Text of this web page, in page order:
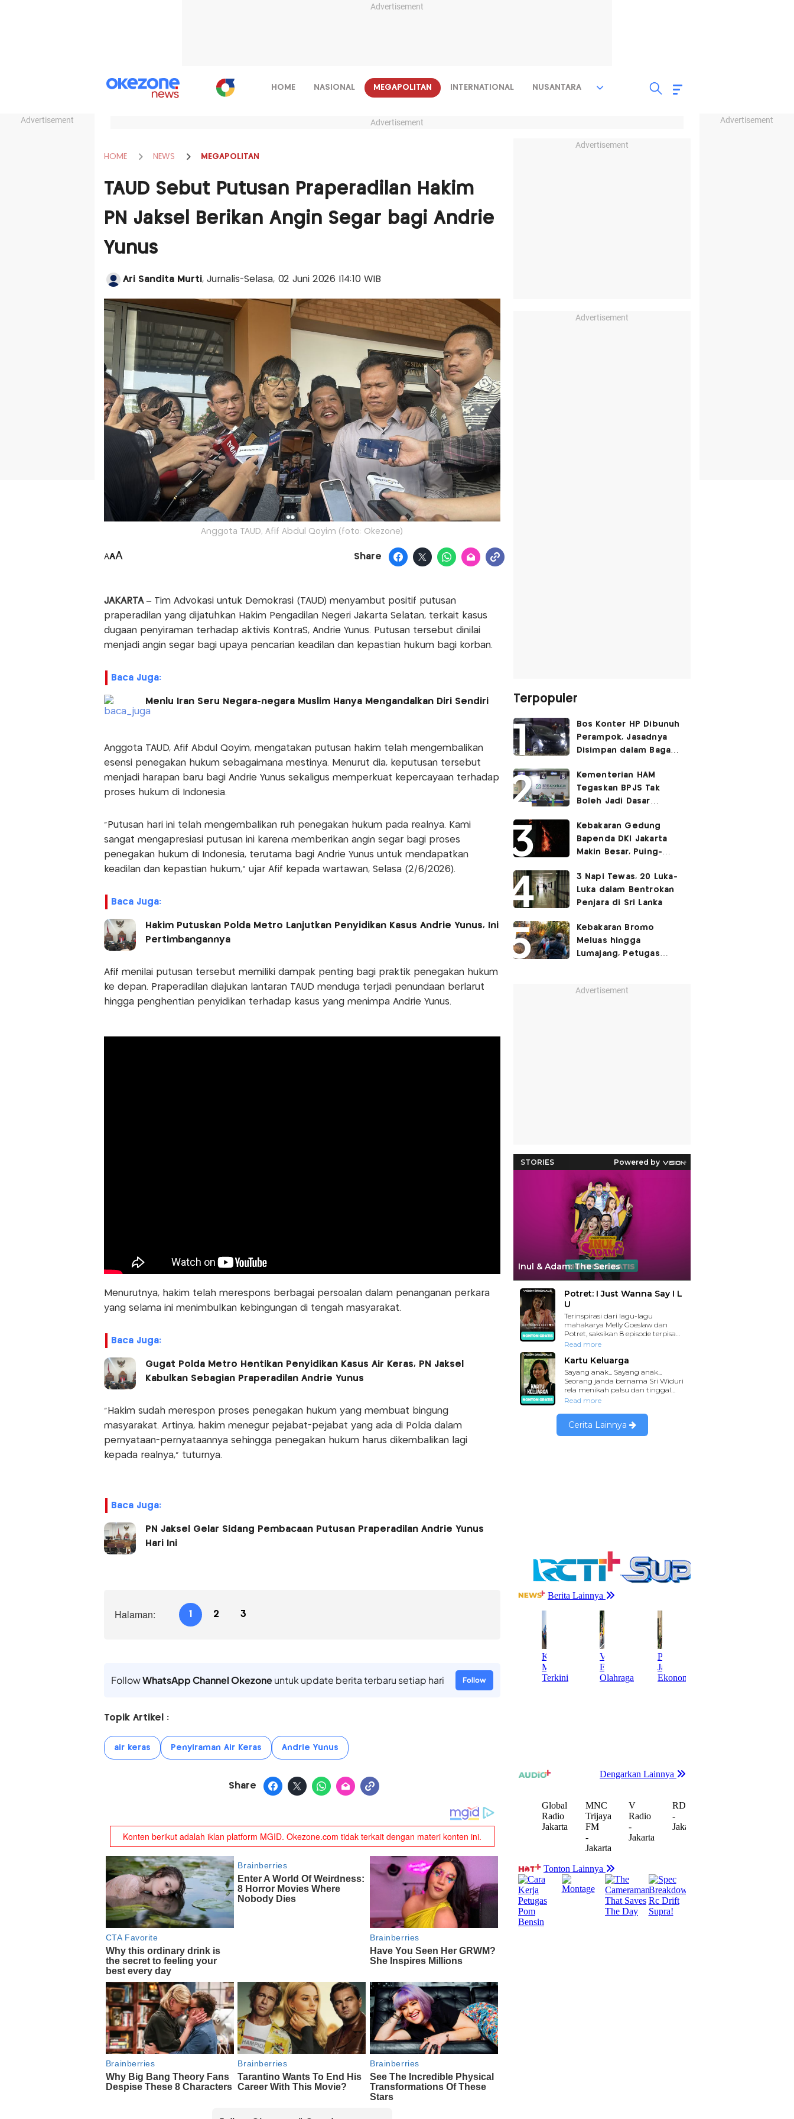
Advertisement
Advertisement Advertisement
HOME NASIONAL MEGAPOLITAN INTERNATIONAL NUSANTARA
Advertisement
HOME NEWS MEGAPOLITAN
TAUD Sebut Putusan Praperadilan Hakim
PN Jaksel Berikan Angin Segar bagi Andrie
Yunus
Ari Sandita Murti, Jurnalis-Selasa, 02 Juni 2026 |14:10 WIB
Anggota TAUD, Afif Abdul Qoyim (foto: Okezone)
AAA Share
JAKARTA– Tim Advokasi untuk Demokrasi (TAUD) menyambut positif putusan
praperadilan yang dijatuhkan Hakim Pengadilan Negeri Jakarta Selatan, terkait kasus
dugaan penyiraman terhadap aktivis KontraS, Andrie Yunus. Putusan tersebut dinilai
menjadi angin segar bagi upaya pencarian keadilan dan kepastian hukum bagi korban.
Baca Juga:
Menlu Iran Seru Negara-negara Muslim Hanya Mengandalkan Diri Sendiri
Anggota TAUD, Afif Abdul Qoyim, mengatakan putusan hakim telah mengembalikan
esensi penegakan hukum sebagaimana mestinya. Menurut dia, keputusan tersebut
menjadi harapan baru bagi Andrie Yunus sekaligus memperkuat kepercayaan terhadap
proses hukum di Indonesia.
"Putusan hari ini telah mengembalikan ruh penegakan hukum pada realnya. Kami
sangat mengapresiasi putusan ini karena memberikan angin segar bagi proses
penegakan hukum di Indonesia, terutama bagi Andrie Yunus untuk mendapatkan
keadilan dan kepastian hukum," ujar Afif kepada wartawan, Selasa (2/6/2026).
Baca Juga:
Hakim Putuskan Polda Metro Lanjutkan Penyidikan Kasus Andrie Yunus, Ini
Pertimbangannya
Afif menilai putusan tersebut memiliki dampak penting bagi praktik penegakan hukum
ke depan. Praperadilan diajukan lantaran TAUD menduga terjadi penundaan berlarut
hingga penghentian penyidikan terhadap kasus yang menimpa Andrie Yunus.
Menurutnya, hakim telah merespons berbagai persoalan dalam penanganan perkara
yang selama ini menimbulkan kebingungan di tengah masyarakat.
Baca Juga:
Gugat Polda Metro Hentikan Penyidikan Kasus Air Keras, PN Jaksel
Kabulkan Sebagian Praperadilan Andrie Yunus
"Hakim sudah merespon proses penegakan hukum yang membuat bingung
masyarakat. Artinya, hakim menegur pejabat-pejabat yang ada di Polda dalam
pernyataan-pernyataannya sehingga penegakan hukum harus dikembalikan lagi
kepada realnya," tuturnya.
Baca Juga:
PN Jaksel Gelar Sidang Pembacaan Putusan Praperadilan Andrie Yunus
Hari Ini
Halaman: 1 2 3
FollowWhatsApp Channel Okezoneuntuk update berita terbaru setiap hari Follow
Topik Artikel :
air keras Penyiraman Air Keras Andrie Yunus
Share
Advertisement
Advertisement
Terpopuler
Bos Konter HP Dibunuh
Perampok, Jasadnya
Disimpan dalam Bagasi
Kementerian HAM
Tegaskan BPJS Tak
Boleh Jadi Dasar
Layanan Kesehatan
Kebakaran Gedung
Bapenda DKI Jakarta
Makin Besar, Puing-
3 Napi Tewas, 20 Luka-
Luka dalam Bentrokan
Penjara di Sri Lanka
Kebakaran Bromo
Meluas hingga
Lumajang, Petugas
Advertisement